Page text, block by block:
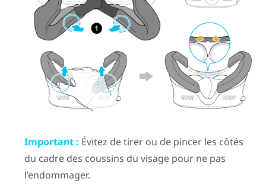
Important : Évitez de tirer ou de pincer les côtés
du cadre des coussins du visage pour ne pas
l’endommager.